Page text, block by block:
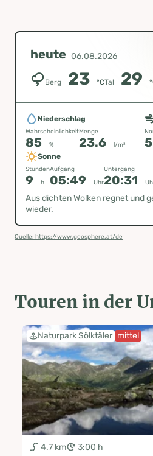
heute 06.08.2026
Berg 23 °CTal 29
Niederschlag
Wahrscheinlichkeit
85 %
Menge
23.6 l/m² 5
Sonne
Stunden
9 h
Aufgang
05:49 Uhr
Untergang
20:31
Aus dichten Wolken regnet und
wieder.
Quelle: https://www.geosphere.at/de
Touren in der
Naturpark Sölktäler mittel
4.7 km 3:00 h